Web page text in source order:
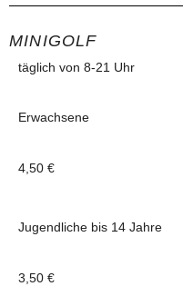
MINIGOLF
täglich von 8-21 Uhr
Erwachsene
4,50 €
Jugendliche bis 14 Jahre
3,50 €